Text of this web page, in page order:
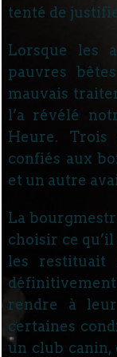
tenté de
Lorsque les
pauvres
mauvais
l’a révélé
Heure. Trois
confiés aux
et un autre
La
choisir ce
les restituait
rendre à
certaines
un club canin,